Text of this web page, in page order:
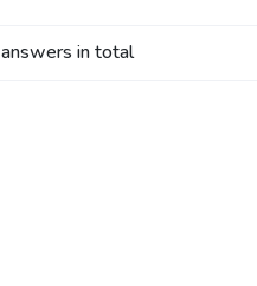
answers in total